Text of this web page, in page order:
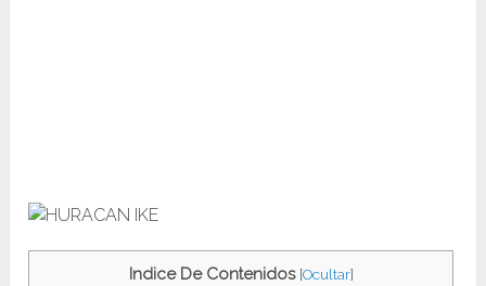
Indice De Contenidos [Ocultar]